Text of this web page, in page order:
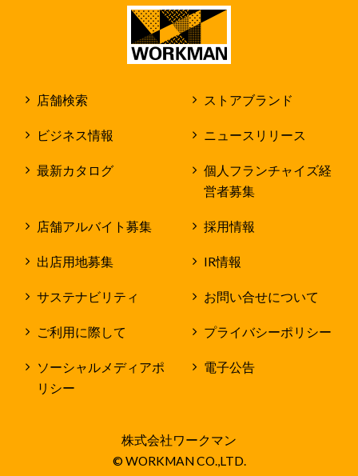
店舗検索 ストアブランド
ビジネス情報 ニュースリリース
最新カタログ
個人フランチャイズ経
営者募集
店舗アルバイト募集 採用情報
出店用地募集 IR情報
サステナビリティ お問い合せについて
ご利用に際して プライバシーポリシー
ソーシャルメディアポ
リシー
電子公告
株式会社ワークマン
© WORKMAN CO.,LTD.